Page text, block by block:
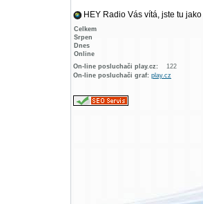
HEY Radio Vás vítá, jste tu jako
Celkem
Srpen
Dnes
Online
On-line posluchači play.cz:
122
On-line posluchači graf: play.cz